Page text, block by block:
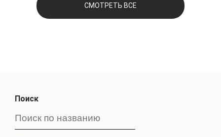
СМОТРЕТЬ ВСЕ
Поиск